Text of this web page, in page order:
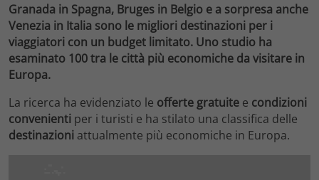
Granada in Spagna, Bruges in Belgio e a sorpresa anche
Venezia in Italia sono le migliori destinazioni per i
viaggiatori con un budget limitato. Uno studio ha
esaminato 100 tra le città più economiche da visitare in
Europa.
La ricerca ha evidenziato le offerte gratuite e condizioni
convenienti per i turisti e ha stilato una classifica delle
destinazioni attualmente più economiche in Europa.